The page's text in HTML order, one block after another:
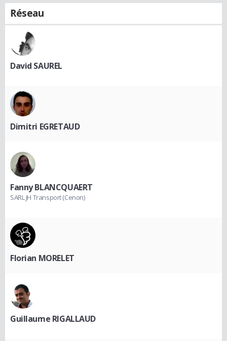
Réseau
David SAUREL
Dimitri EGRETAUD
Fanny BLANCQUAERT
SARL JH Transport (Cenon)
Florian MORELET
Guillaume RIGALLAUD